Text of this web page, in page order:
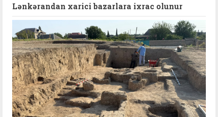
Lənkərandan xarici bazarlara ixrac olunur